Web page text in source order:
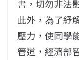
書，切勿非法
此外，為了紓
壓力，使同學
管道，經濟部